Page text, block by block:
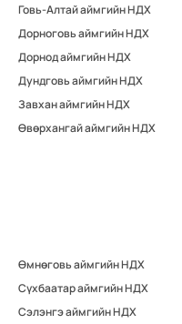
Говь-Алтай аймгийн НДХ
Дорноговь аймгийн НДХ
Дорнод аймгийн НДХ
Дундговь аймгийн НДХ
Завхан аймгийн НДХ
Өвөрхангай аймгийн НДХ
Өмнөговь аймгийн НДХ
Сүхбаатар аймгийн НДХ
Сэлэнгэ аймгийн НДХ